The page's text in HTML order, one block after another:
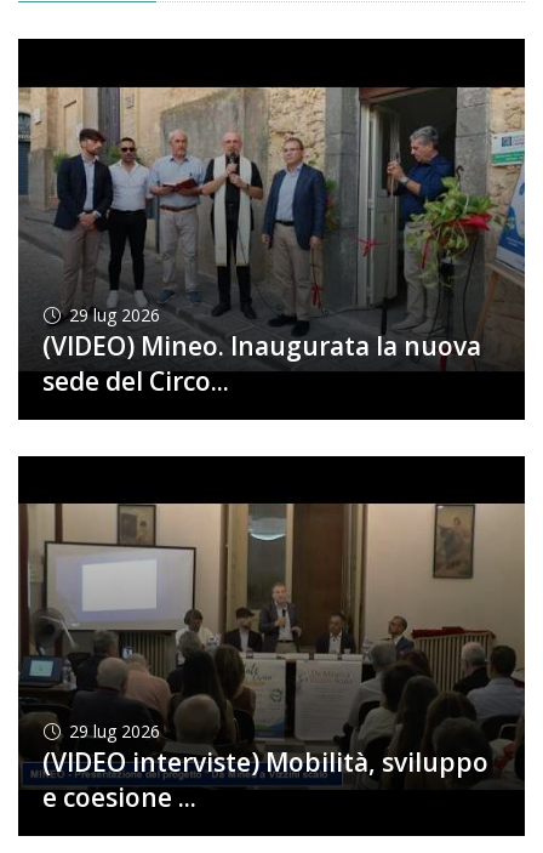
29 lug 2026
(VIDEO) Mineo. Inaugurata la nuova
sede del Circo...
29 lug 2026
(VIDEO interviste) Mobilità, sviluppo
e coesione ...